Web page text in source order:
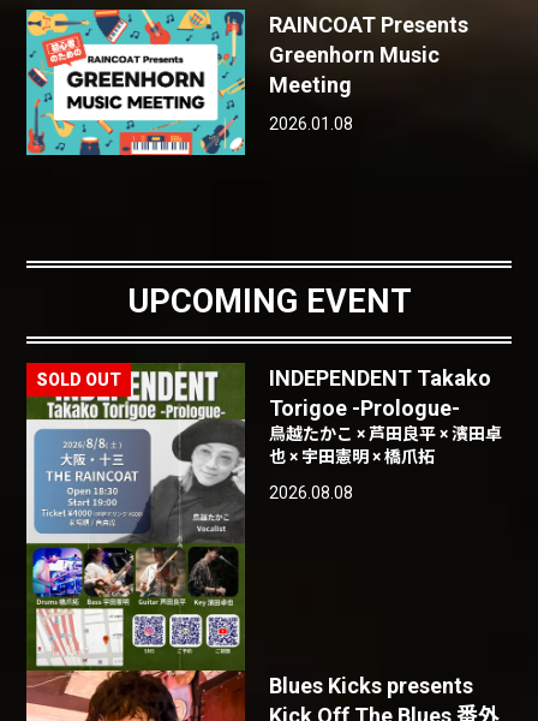
RAINCOAT Presents
Greenhorn Music
Meeting
2026.01.08
UPCOMING EVENT
INDEPENDENT Takako
Torigoe -Prologue-
鳥越たかこ × 芦田良平 × 濱田卓
也 × 宇田憲明 × 橋爪拓
2026.08.08
Blues Kicks presents
Kick Off The Blues 番外